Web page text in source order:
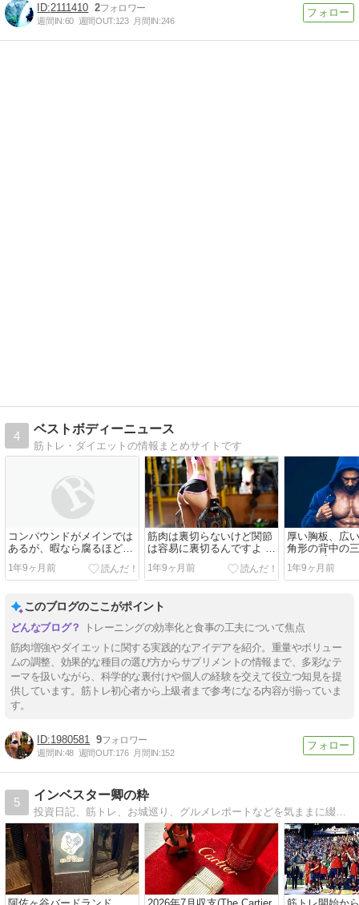
2111410 2
週間IN:60 週間OUT:123 月間IN:246
4
ベストボディーニュース
筋トレ・ダイエットの情報まとめサイトです
コンパウンドがメインでは
あるが、暇なら腐るほど色
んなアイソレーションをや
れ
1年9ヶ月前
筋肉は裏切らないけど関節
は容易に裏切るんですよ 気
をつけたほうがええよ
1年9ヶ月前
厚い胸板、広
角形の背中の
てれば 安いチ
ットとロンTで
1年9ヶ月前
このブログのここがポイント
トレーニングの効率化と食事の工夫について焦点
筋肉増強やダイエットに関する実践的なアイデアを紹介。重量やボリュー
ムの調整、効果的な種目の選び方からサプリメントの情報まで、多彩なテ
ーマを扱いながら、科学的な裏付けや個人の経験を交えて役立つ知見を提
供しています。筋トレ初心者から上級者まで参考になる内容が揃っていま
す。
1980581 9
週間IN:48 週間OUT:176 月間IN:152
5
インベスター卿の粋
投資日記、筋トレ、お城巡り、グルメレポートなどを気ままに綴ったblogになります。